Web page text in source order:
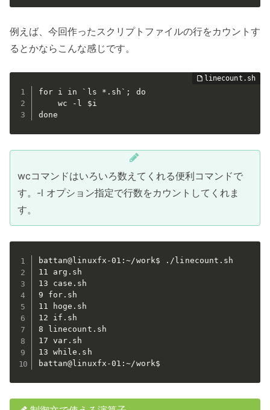
例えば、今回作ったスクリプトファイルの行をカウントす
るとかならこんな感じです。
for i in `ls *.sh`; do
    wc -l $i
done
wcコマンドはいろいろ数えてくれる便利コマンドで
す。-l オプション指定で行数をカウントしてくれま
す。
battan@linuxfx-01:~/work$ ./linecount.sh
11 arg.sh
13 case.sh
9 for.sh
11 hoge.sh
12 if.sh
8 linecount.sh
17 var.sh
13 while.sh
battan@linuxfx-01:~/work$